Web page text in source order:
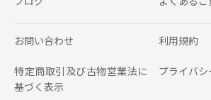
お問い合わせ 利用規約
特定商取引及び古物営業法に
基づく表示
プライバ